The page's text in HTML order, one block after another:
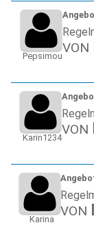
Pepsimou
VON
Karin1234
VON
Karina
VON